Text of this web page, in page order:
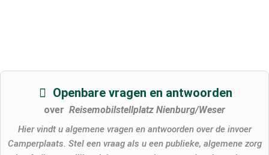
Openbare vragen en antwoorden
over Reisemobilstellplatz Nienburg/Weser
Hier vindt u algemene vragen en antwoorden over de invoer
Camperplaats. Stel een vraag als u een publieke, algemene zorg